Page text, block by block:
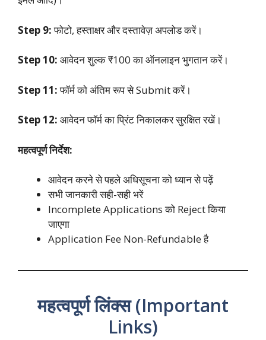
Step 9:फोटो, हस्ताक्षर और दस्तावेज़ अपलोड करें।
Step 10: आवेदन शुल्क ₹100 का ऑनलाइन भुगतान करें।
Step 11:फॉर्म को अंतिम रूप से Submit करें।
Step 12: आवेदन फॉर्म का प्रिंट निकालकर सुरक्षित रखें।
महत्वपूर्ण निर्देश:
आवेदन करने से पहले अधिसूचना को ध्यान से पढ़ें
सभी जानकारी सही-सही भरें
Incomplete Applications को Reject किया
जाएगा
Application Fee Non-Refundable है
महत्वपूर्ण लिंक्स (Important
Links)